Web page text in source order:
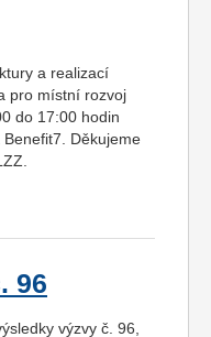
a realizací
pro místní rozvoj
do 17:00 hodin
Děkujeme
96
výzvy č. 96,